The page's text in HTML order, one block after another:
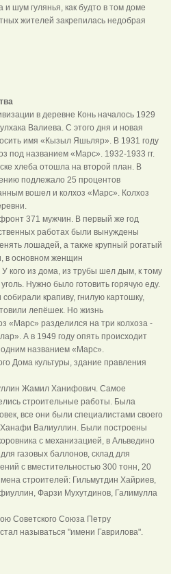
и шум гулянья, как будто в том доме
жителей закрепилась недобрая
в деревне Конь началось 1929
Валиева. С этого дня и новая
имя «Кызыл Яшьляр». В 1931 году
под названием «Марс». 1932-1933 гг.
хлеба отошла на второй план. В
подлежало 25 процентов
вошел и колхоз «Марс». Колхоз
371 мужчин. В первый же год
работах были вынуждены
лошадей, а также крупный рогатый
в основном женщин
кого из дома, из трубы шел дым, к тому
Нужно было готовить горячую еду.
крапиву, гнилую картошку,
лепёшек. Но жизнь
«Марс» разделился на три колхоза -
А в 1949 году опять происходит
названием «Марс».
Дома культуры, здание правления
Жамил Ханифович. Самое
строительные работы. Была
все они были специалистами своего
Валиуллин. Были построены
с механизацией, в Альведино
газовых баллонов, склад для
с вместительностью 300 тонн, 20
строителей: Гильмутдин Хайриев,
Фарзи Мухутдинов, Галимулла
Советского Союза Петру
называться "имени Гаврилова".